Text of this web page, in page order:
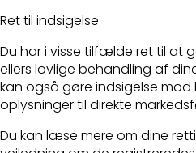
Ret til indsigelse
Du har i visse tilfælde ret til at
ellers lovlige behandling af
kan også gøre indsigelse
oplysninger til direkte
Du kan læse mere om dine